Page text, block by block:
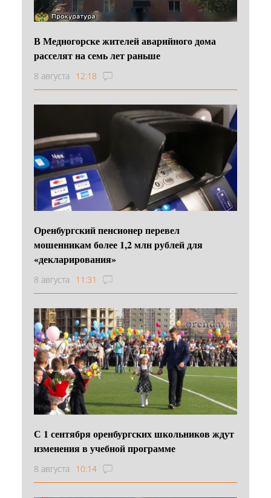
В Медногорске жителей аварийного дома
расселят на семь лет раньше
8 августа 12:18
Оренбургский пенсионер перевел
мошенникам более 1,2 млн рублей для
«декларирования»
8 августа 11:31
С 1 сентября оренбургских школьников ждут
изменения в учебной программе
8 августа 10:14